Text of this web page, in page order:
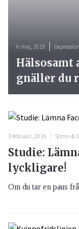
6 maj, 2019
Hälsosamt
gnäller du
3 februari, 2019 Sömn &
Studie:
lyckligare!